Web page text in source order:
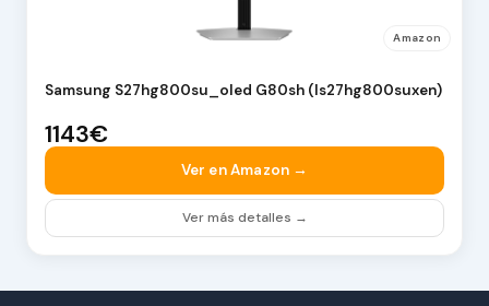
Amazon
Samsung S27hg800su_oled G80sh (ls27hg800suxen)
1143€
Ver en Amazon →
Ver más detalles →